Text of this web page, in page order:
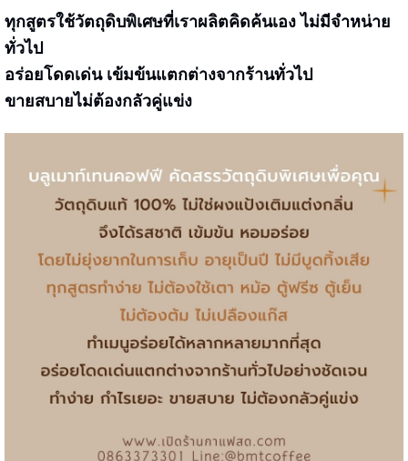
ทุกสูตรใช้วัตถุดิบพิเศษที่เราผลิตคิดค้นเอง ไม่มีจำหน่าย
ทั่วไป
อร่อยโดดเด่น เข้มข้นแตกต่างจากร้านทั่วไป
ขายสบายไม่ต้องกลัวคู่แข่ง